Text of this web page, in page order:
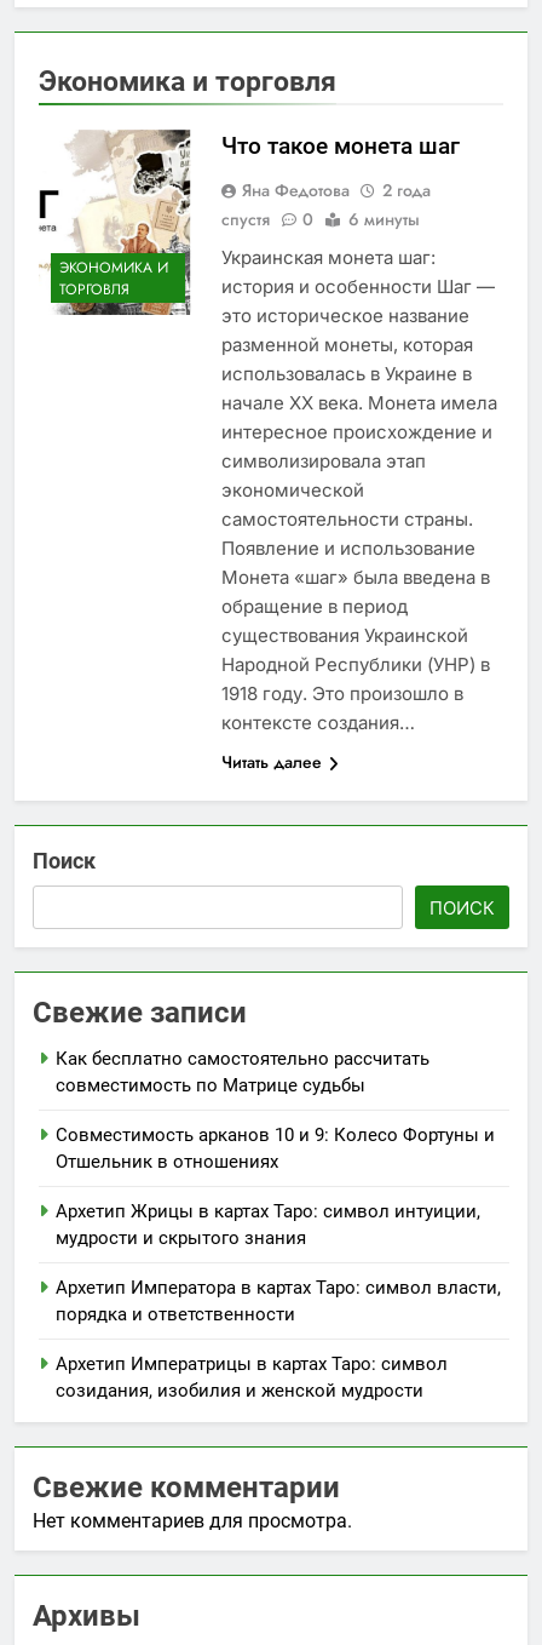
Архетип Жрицы в
картах Таро: символ
и скрытого знания
Архетип Императора
символ власти,
порядка и
ответственности
5 Дней Спустя
Императрицы в
картах Таро: символ
и женской мудрости
6 Дней Спустя
Архетип Шута в
картах Таро: символ
свободы, нового пути
и внутреннего
поиска
Экономика и торговля
ЭКОНОМИКА И
ТОРГОВЛЯ
Что такое монета шаг
Яна Федотова
2 года
спустя
0 6 минуты
Украинская монета шаг:
история и особенности Шаг —
это историческое название
разменной монеты, которая
использовалась в Украине в
начале XX века. Монета имела
интересное происхождение и
символизировала этап
экономической
самостоятельности страны.
Появление и использование
Монета «шаг» была введена в
обращение в период
существования Украинской
Народной Республики (УНР) в
1918 году. Это произошло в
контексте создания…
Читать далее
Поиск
ПОИСК
Свежие записи
Как бесплатно самостоятельно рассчитать
совместимость по Матрице судьбы
Совместимость арканов 10 и 9: Колесо Фортуны и
Отшельник в отношениях
Архетип Жрицы в картах Таро: символ интуиции,
мудрости и скрытого знания
Архетип Императора в картах Таро: символ власти,
порядка и ответственности
Архетип Императрицы в картах Таро: символ
созидания, изобилия и женской мудрости
Свежие комментарии
Нет комментариев для просмотра.
Архивы